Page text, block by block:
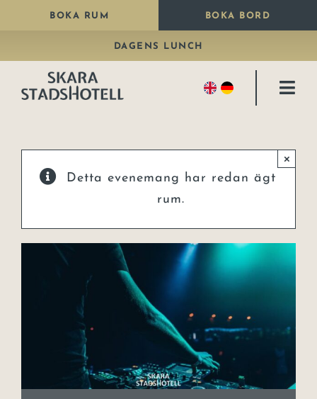
BOKA RUM BOKA BORD
DAGENS LUNCH
Fira
Detta evenemang har redan ägt
rum.
×